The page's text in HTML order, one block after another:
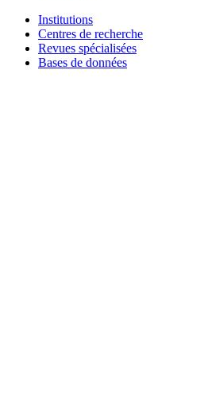
Institutions
Centres de recherche
Revues spécialisées
Bases de données